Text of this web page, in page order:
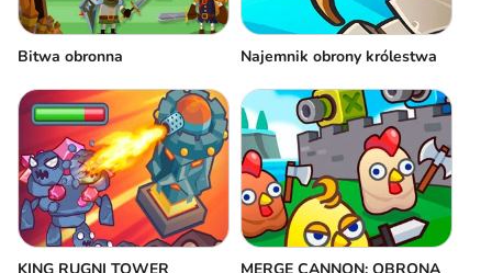
Bitwa obronna Najemnik obrony królestwa